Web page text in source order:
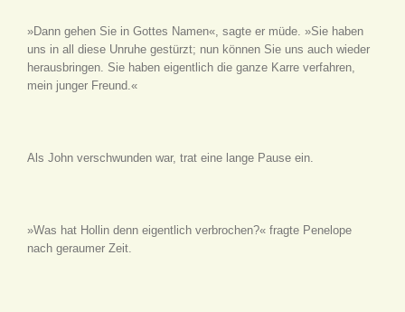
»Dann gehen Sie in Gottes Namen«, sagte er müde. »Sie haben
uns in all diese Unruhe gestürzt; nun können Sie uns auch wieder
herausbringen. Sie haben eigentlich die ganze Karre verfahren,
mein junger Freund.«
Als John verschwunden war, trat eine lange Pause ein.
»Was hat Hollin denn eigentlich verbrochen?« fragte Penelope
nach geraumer Zeit.